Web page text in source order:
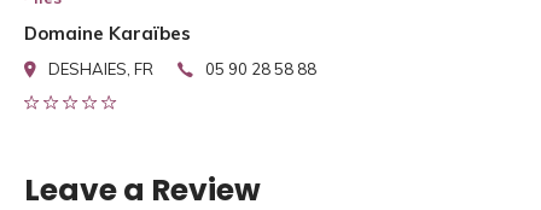
Domaine Karaïbes
DESHAIES, FR 05 90 28 58 88
Leave a Review